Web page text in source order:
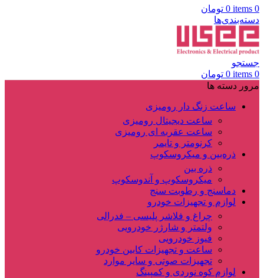
0
items
0 تومان
دسته‌بندی‌ها
جستجو
0
items
0 تومان
مرور دسته ها
ساعت زنگ دار رومیزی
ساعت دیجیتال رومیزی
ساعت عقربه ای رومیزی
کرنومتر و تایمر
ذره‌بین و میکروسکوپ
ذره بین
میکروسکوپ و آندوسکوپ
دماسنج و رطوبت سنج
لوازم و تجهیزات خودرو
چراغ و فلاشر پلیسی – فدرالی
ولتمتر و شارژر خودرویی
فیوز خودرویی
ساعت و تجهیزات کابین خودرو
تجهیزات صوتی و سایر موارد
لوازم کوه نوردی و کمپینگ